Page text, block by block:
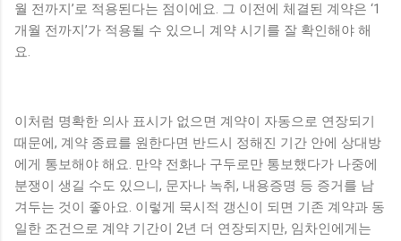
월 전까지’로 적용된다는 점이에요. 그 이전에 체결된 계약은 ‘1
개월 전까지’가 적용될 수 있으니 계약 시기를 잘 확인해야 해
요.
이처럼 명확한 의사 표시가 없으면 계약이 자동으로 연장되기
때문에, 계약 종료를 원한다면 반드시 정해진 기간 안에 상대방
에게 통보해야 해요. 만약 전화나 구두로만 통보했다가 나중에
분쟁이 생길 수도 있으니, 문자나 녹취, 내용증명 등 증거를 남
겨두는 것이 좋아요. 이렇게 묵시적 갱신이 되면 기존 계약과 동
일한 조건으로 계약 기간이 2년 더 연장되지만, 임차인에게는